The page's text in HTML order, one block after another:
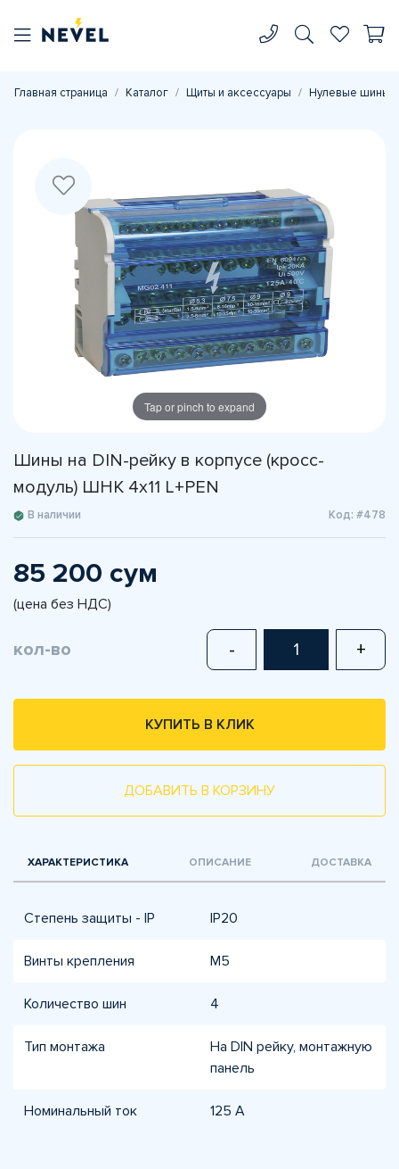
Главная страница Каталог Щиты и аксессуары Нулевые шины
Tap or pinch to expand
Шины на DIN-рейку в корпусе (кросс-
модуль) ШНК 4х11 L+PEN
В наличии Код: #478
85 200 сум
(цена без НДС)
кол-во - +
КУПИТЬ В КЛИК
ДОБАВИТЬ В КОРЗИНУ
ХАРАКТЕРИСТИКА ОПИСАНИЕ ДОСТАВКА
Степень защиты - IP IP20
Винты крепления М5
Количество шин 4
Тип монтажа
На DIN рейку, монтажную
панель
Номинальный ток 125 А